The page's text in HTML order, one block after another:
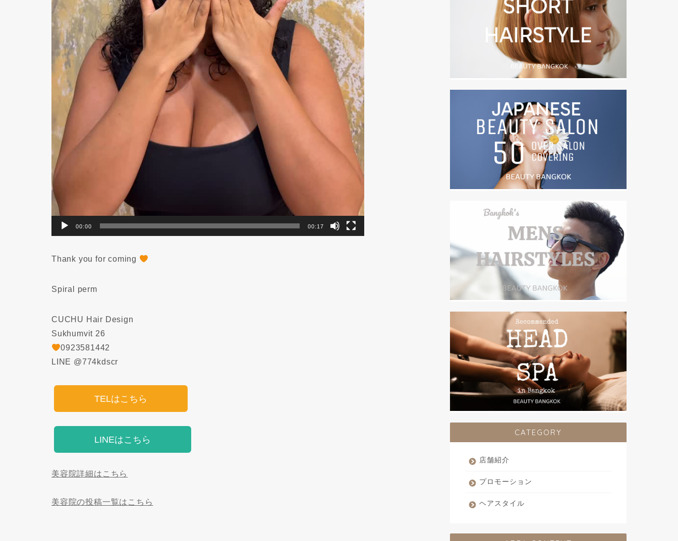
00:00 00:17
Thank you for coming
Spiral perm
CUCHU Hair Design
Sukhumvit 26
0923581442
LINE @774kdscr
TELはこちら
LINEはこちら
美容院詳細はこちら
美容院の投稿一覧はこちら
CATEGORY
店舗紹介
プロモーション
ヘアスタイル